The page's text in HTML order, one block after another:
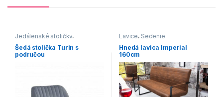
Jedálenské stoličky,
Jedálenské stoličky s
čalúneným sedákom
modernom štýle,Stoličky
Šedá stolička Turin s
područou
Lavice, Sedenie
Hnedá lavica Imperial
160cm